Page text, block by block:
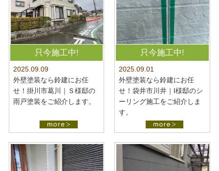
只今施工中!
2025.09.09
外壁塗装なら鈴建にお任
せ！掛川市葛川｜Ｓ様邸の
雨戸塗装をご紹介します。
只今施工中!
2025.09.01
外壁塗装なら鈴建にお任
せ！袋井市川井｜I様邸のシ
ーリング施工をご紹介しま
す。